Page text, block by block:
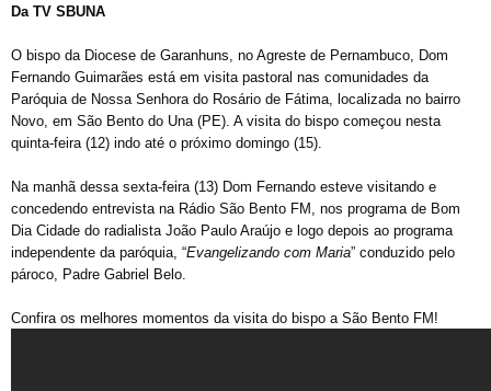
Da TV SBUNA
O bispo da Diocese de Garanhuns, no Agreste de Pernambuco, Dom
Fernando Guimarães está em visita pastoral nas comunidades da
Paróquia de Nossa Senhora do Rosário de Fátima, localizada no bairro
Novo, em São Bento do Una (PE). A visita do bispo começou nesta
quinta-feira (12) indo até o próximo domingo (15).
Na manhã dessa sexta-feira (13) Dom Fernando esteve visitando e
concedendo entrevista na Rádio São Bento FM, nos programa de Bom
Dia Cidade do radialista João Paulo Araújo e logo depois ao programa
independente da paróquia, “Evangelizando com Maria” conduzido pelo
pároco, Padre Gabriel Belo.
Confira os melhores momentos da visita do bispo a São Bento FM!